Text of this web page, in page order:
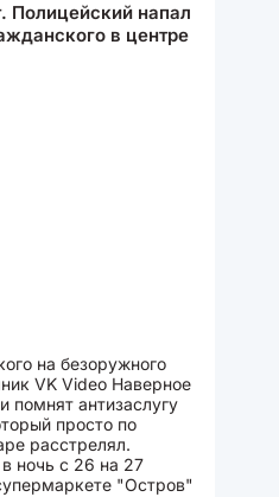
Полицейский напал
в центре
на безоружного
VK Video Наверное
помнят антизаслугу
просто по
расстрелял.
ночь с 26 на 27
"Остров"